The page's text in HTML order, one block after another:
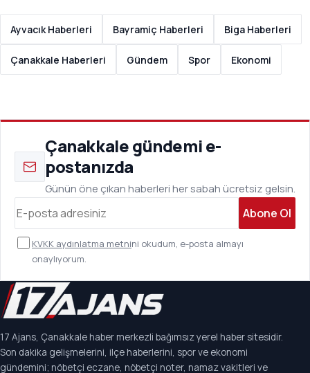
Ayvacık Haberleri Bayramiç Haberleri Biga Haberleri
Çanakkale Haberleri Gündem Spor Ekonomi
Çanakkale gündemi e-
postanızda
Günün öne çıkan haberleri her sabah ücretsiz gelsin.
Abone Ol
KVKK aydınlatma metnini okudum, e-posta almayı
onaylıyorum.
17 Ajans, Çanakkale haber merkezli bağımsız yerel haber sitesidir.
Son dakika gelişmelerini, ilçe haberlerini, spor ve ekonomi
gündemini; nöbetçi eczane, nöbetçi noter, namaz vakitleri ve